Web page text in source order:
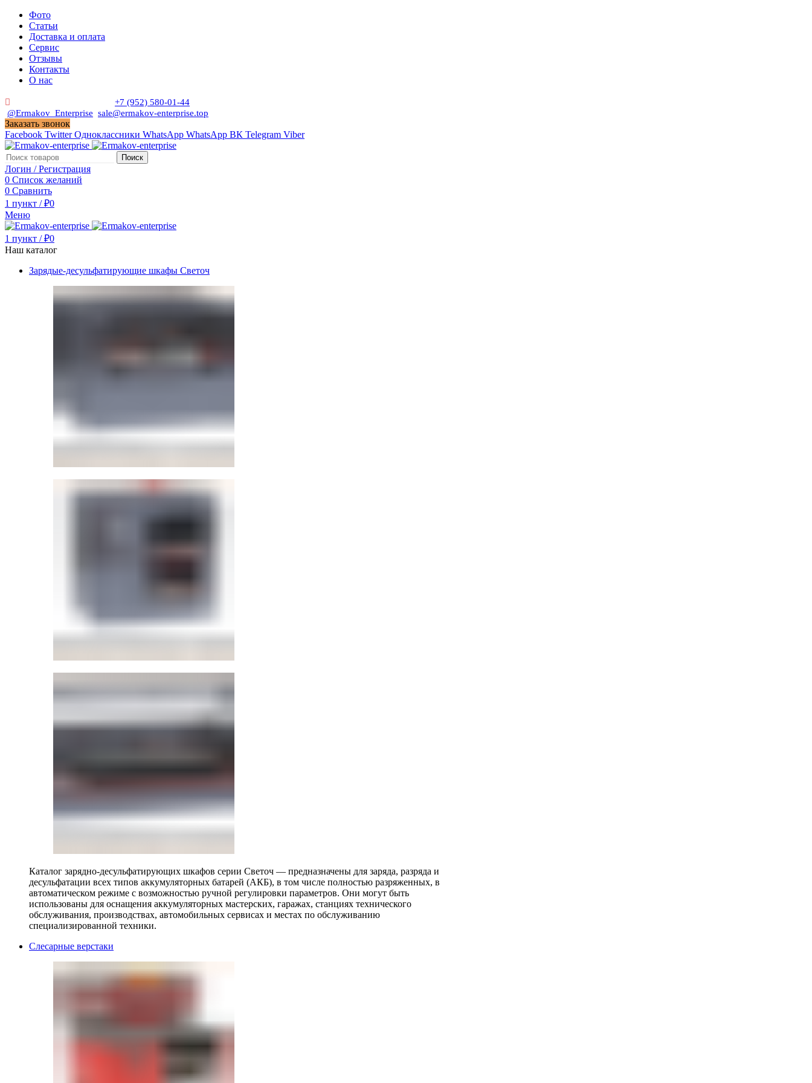
Фото
Статьи
Доставка и оплата
Сервис
Отзывы
Контакты
О нас
+7 (952) 580-01-44
@Ermakov_Enterprise sale@ermakov-enterprise.top
Заказать звонок
Facebook Twitter Одноклассники WhatsApp WhatsApp ВК Telegram Viber
Поиск
Логин / Регистрация
0 Список желаний
0 Сравнить
1 пункт / ₽0
Меню
1 пункт / ₽0
Наш каталог
Зарядые-десульфатирующие шкафы Светоч
Каталог зарядно-десульфатирующих шкафов серии Светоч — предназначены для заряда, разряда и
десульфатации всех типов аккумуляторных батарей (АКБ), в том числе полностью разряженных, в
автоматическом режиме с возможностью ручной регулировки параметров. Они могут быть
использованы для оснащения аккумуляторных мастерских, гаражах, станциях технического
обслуживания, производствах, автомобильных сервисах и местах по обслуживанию
специализированной техники.
Слесарные верстаки